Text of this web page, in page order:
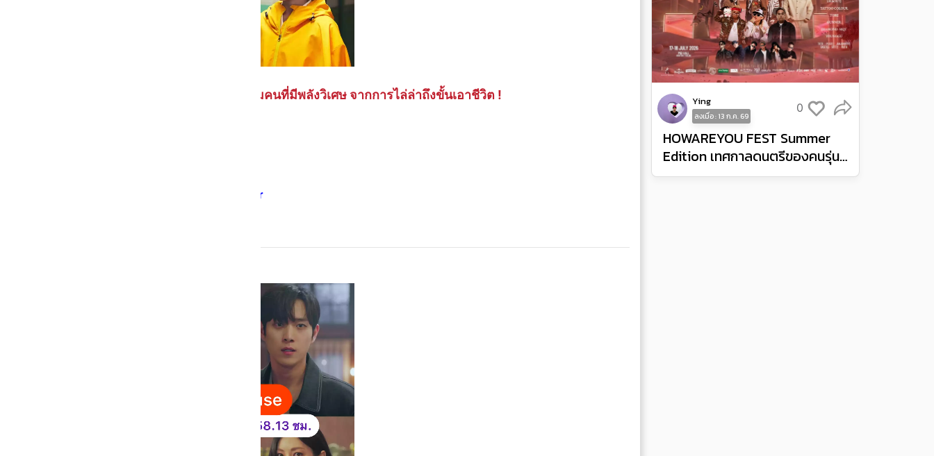
Moving การเอาตัวรอดของกลุ่มคนที่มีพลังวิเศษ จากการไล่ล่าถึงขั้นเอาชีวิต !
Disney+ Hotstar
Ying
ลงเมื่อ : 13 ก.ค. 69
HOWAREYOU FEST Summer
Edition เทศกาลดนตรีของคนรุ่น
ใหม่ ยกไวบส์เฟสติวัลและปาร์ตี้มา
0